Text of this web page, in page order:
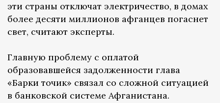
эти страны отключат электричество, в домах
более десяти миллионов афганцев погаснет
свет, считают эксперты.
Главную проблему с оплатой
образовавшейся задолженности глава
«Барки точик» связал со сложной ситуацией
в банковской системе Афганистана.